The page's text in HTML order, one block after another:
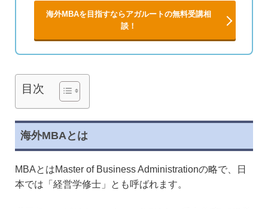
海外MBAを目指すならアガルートの無料受講相
談！
目次
海外MBAとは
MBAとはMaster of Business Administrationの略で、日
本では「経営学修士」とも呼ばれます。